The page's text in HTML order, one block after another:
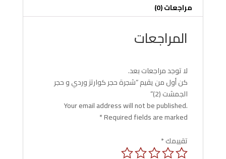
مراجعات (0)
المراجعات
لا توجد مراجعات بعد.
كن أول من يقيم “شجرة حجر كوارتز وردي و حجر
الجمشت (2)”
Your email address will not be published.
Required fields are marked
*
تقييمك*